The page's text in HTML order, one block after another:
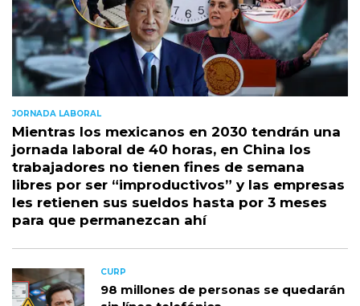
JORNADA LABORAL
Mientras los mexicanos en 2030 tendrán una
jornada laboral de 40 horas, en China los
trabajadores no tienen fines de semana
libres por ser “improductivos” y las empresas
les retienen sus sueldos hasta por 3 meses
para que permanezcan ahí
CURP
98 millones de personas se quedarán